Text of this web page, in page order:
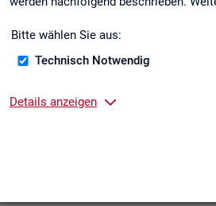
Bitte wählen Sie aus:
Technisch Notwendig
Details anzeigen
und müs­sen aus­ge­füllt